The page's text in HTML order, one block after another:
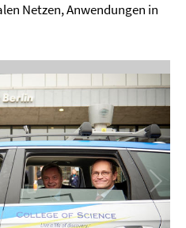
Netzen, Anwendungen in